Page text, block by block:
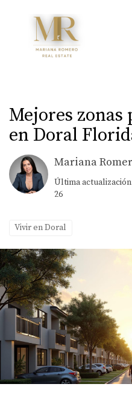
Mejores
en Doral
Mariana
Última
26
Vivir en Doral